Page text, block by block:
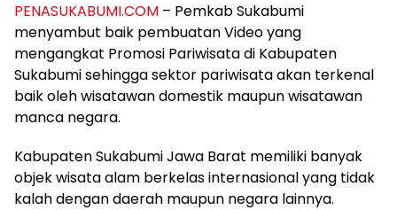
PENASUKABUMI.COM – Pemkab Sukabumi
menyambut baik pembuatan Video yang
mengangkat Promosi Pariwisata di Kabupaten
Sukabumi sehingga sektor pariwisata akan terkenal
baik oleh wisatawan domestik maupun wisatawan
manca negara.
Kabupaten Sukabumi Jawa Barat memiliki banyak
objek wisata alam berkelas internasional yang tidak
kalah dengan daerah maupun negara lainnya.